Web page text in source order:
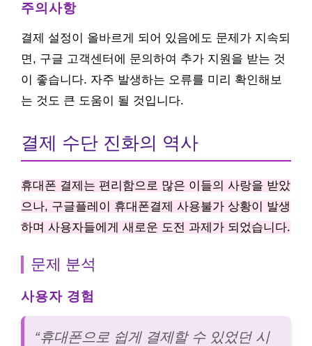
주의사항
결제 설정이 올바르게 되어 있음에도 문제가 지속되
면, 구글 고객센터에 문의하여 추가 지원을 받는 것
이 좋습니다. 자주 발생하는 오류를 미리 확인해보
는 것도 큰 도움이 될 것입니다.
결제 수단 진화의 역사
휴대폰 결제는 편리함으로 많은 이들의 사랑을 받았
으나, 구글플레이 휴대폰결제 사용불가 상황이 발생
하며 사용자들에게 새로운 도전 과제가 되었습니다.
문제 분석
사용자 경험
“휴대폰으로 쉽게 결제할 수 있었던 시